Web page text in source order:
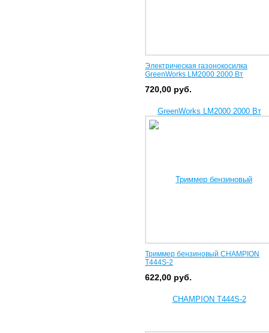
Электрическая газонокосилка
GreenWorks LM2000 2000 Вт
720,00 руб.
Триммер бензиновый CHAMPION
T444S-2
622,00 руб.